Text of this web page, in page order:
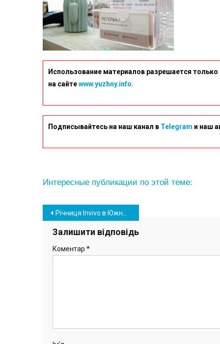
Использование материалов разрешается
на сайтеwww.yuzhny.info.
Подписывайтесь на наш канал в Telegram и наш
Интересные публикации по этой теме:
Навігація
записів
Річниця Invivo в Южному: лабораторія за рік зробила понад сім тисяч аналізів
Залишити відповідь
Коментар *